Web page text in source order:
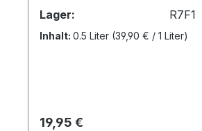
Fruchtig, weich und angenehm
sommerlicher Genuss, der an
Eissorten und warme
Hauch Vanille vereint. Diese harmonische
Lager: R7F1
Inhalt: 0.5 Liter (39,90 € / 1 Liter)
Regulärer Preis:
19,95 €